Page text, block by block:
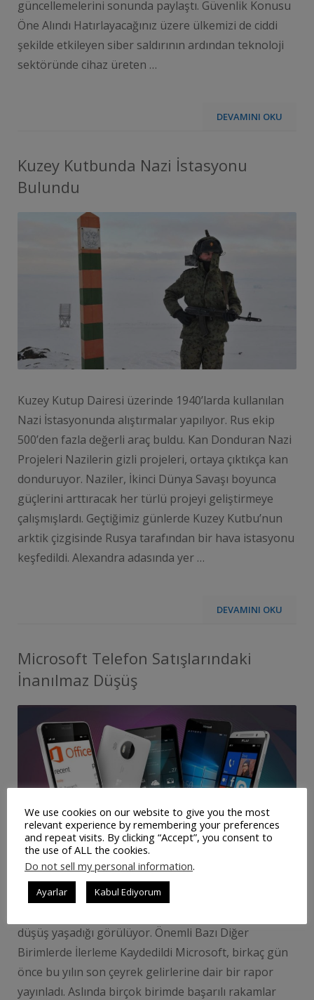
güncellemelerini sonunda paylaştı. Güvenlik Konusu
Öne Alındı Hatırlayacağınız üzere ülkemizi de ciddi
şekilde etkileyen siber saldırının ardından teknoloji
sektöründe cihaz üreten …
DEVAMINI OKU
Kuzey Kutbunda Nazi İstasyonu
Bulundu
Kuzey Kutup Dairesi üzerinde 1940’larda kullanılan
Nazi İstasyonunda alıştırmalar yapılıyor. Rus ekip
500’den fazla değerli araç buldu. Kan Donduran Nazi
Projeleri Nazilerin gizli projeleri, ortaya çıktıkça kan
donduruyor. Naziler, İkinci Dünya Savaşı boyunca
güçlerini arttıracak her türlü projeyi geliştirmeye
çalışmışlardı. Geçtiğimiz günlerde Kuzey Kutbu’nun
arktik çizgisinde Rusya tarafından bir hava istasyonu
keşfedildi. Alexandra adasında yer …
DEVAMINI OKU
Microsoft Telefon Satışlarındaki
İnanılmaz Düşüş
2016’nın son çeyreğine dair güncel gelir verilerini
düşüş yaşadığı görülüyor. Önemli Bazı Diğer
Birimlerde İlerleme Kaydedildi Microsoft, birkaç gün
önce bu yılın son çeyrek gelirlerine dair bir rapor
yayınladı. Aslında birçok birimde başarılı rakamlar
We use cookies on our website to give you the most
relevant experience by remembering your preferences
and repeat visits. By clicking “Accept”, you consent to
the use of ALL the cookies.
Do not sell my personal information.
Ayarlar Kabul Ediyorum